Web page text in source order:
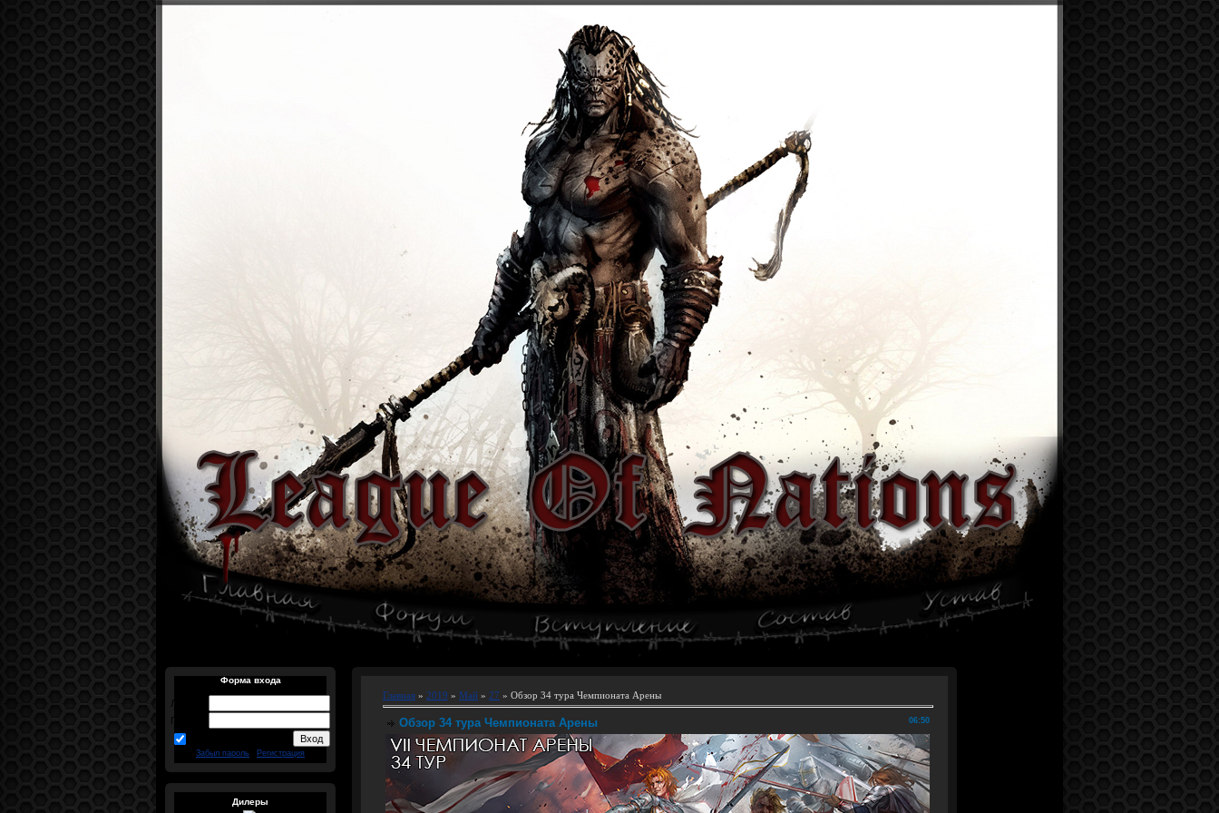
Форма входа
Логин:
Пароль:
Забыл пароль Регистрация
Дилеры
Главная » 2019 » Май » 27 » Обзор 34 тура Чемпионата Арены
06:50
Обзор 34 тура Чемпионата Арены